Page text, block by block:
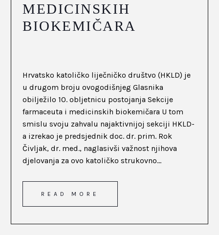
MEDICINSKIH
BIOKEMIČARA
Hrvatsko katoličko liječničko društvo (HKLD) je
u drugom broju ovogodišnjeg Glasnika
obilježilo 10. obljetnicu postojanja Sekcije
farmaceuta i medicinskih biokemičara U tom
smislu svoju zahvalu najaktivnijoj sekciji HKLD-
a izrekao je predsjednik doc. dr. prim. Rok
Čivljak, dr. med., naglasivši važnost njihova
djelovanja za ovo katoličko strukovno...
READ MORE